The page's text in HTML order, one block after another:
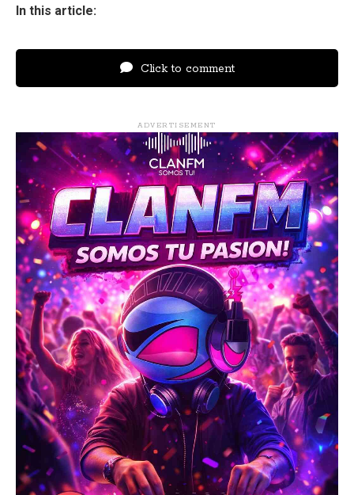
In this article:
Click to comment
ADVERTISEMENT